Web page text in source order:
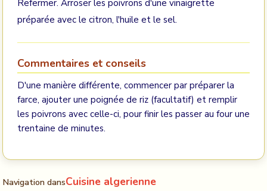
Refermer. Arroser les poivrons d'une vinaigrette
préparée avec le citron, l'huile et le sel.
Commentaires et conseils
D'une manière différente, commencer par préparer la
farce, ajouter une poignée de riz (facultatif) et remplir
les poivrons avec celle-ci, pour finir les passer au four une
trentaine de minutes.
Navigation dansCuisine algerienne